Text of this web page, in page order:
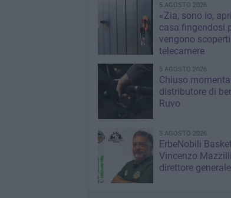
5 AGOSTO 2026
«Zia, sono io,
casa fingendosi
vengono
telecamere
5 AGOSTO 2026
Chiuso
distributore di
Ruvo
3 AGOSTO 2026
ErbeNobili
Vincenzo
direttore generale